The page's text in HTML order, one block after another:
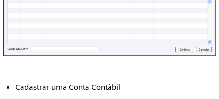
Cadastrar uma Conta Contábil